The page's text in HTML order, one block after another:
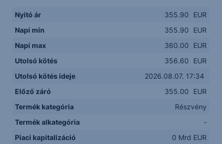
Nyitó ár 355.90
EUR
Napi min
355.90
EUR
Napi max
360.00
EUR
Utolsó kötés
356.60
EUR
Utolsó kötés ideje
2026.08.07. 17:34
Előző záró
355.00
EUR
Termék kategória
Részvény
Termék alkategória
-
Piaci kapitalizáció
0 Mrd EUR